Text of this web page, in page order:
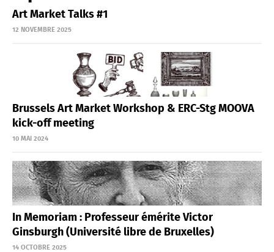
Art Market Talks #1
12 NOVEMBRE 2025
Brussels Art Market Workshop & ERC-Stg MOOVA
kick-off meeting
10 MAI 2024
In Memoriam : Professeur émérite Victor
Ginsburgh (Université libre de Bruxelles)
14 OCTOBRE 2025